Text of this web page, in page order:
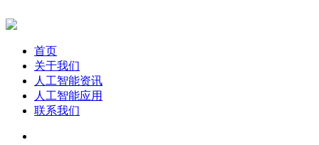
首页
关于我们
人工智能资讯
人工智能应用
联系我们